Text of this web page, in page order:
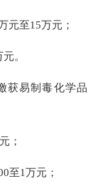
至15万元；
。
易制毒化学品
；
至1万元；